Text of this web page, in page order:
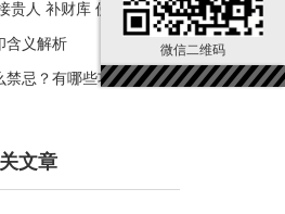
贵人 补财库 佛历2566年
含义解析
禁忌？有哪些功效？
文章
微信二维码